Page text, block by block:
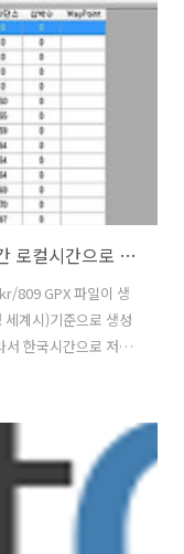
업데이트 :
GpsLog Manager - Gpx 파일 생성 시간 로컬시간으로 변경 등록
809 GPX 파일이 생
계시)기준으로 생성
한국시간으로 저장
인데 3개를 비교해보
GPX 파일 파싱하기
간에 맞게 LOCAL을
디폴트로 LOCAL에